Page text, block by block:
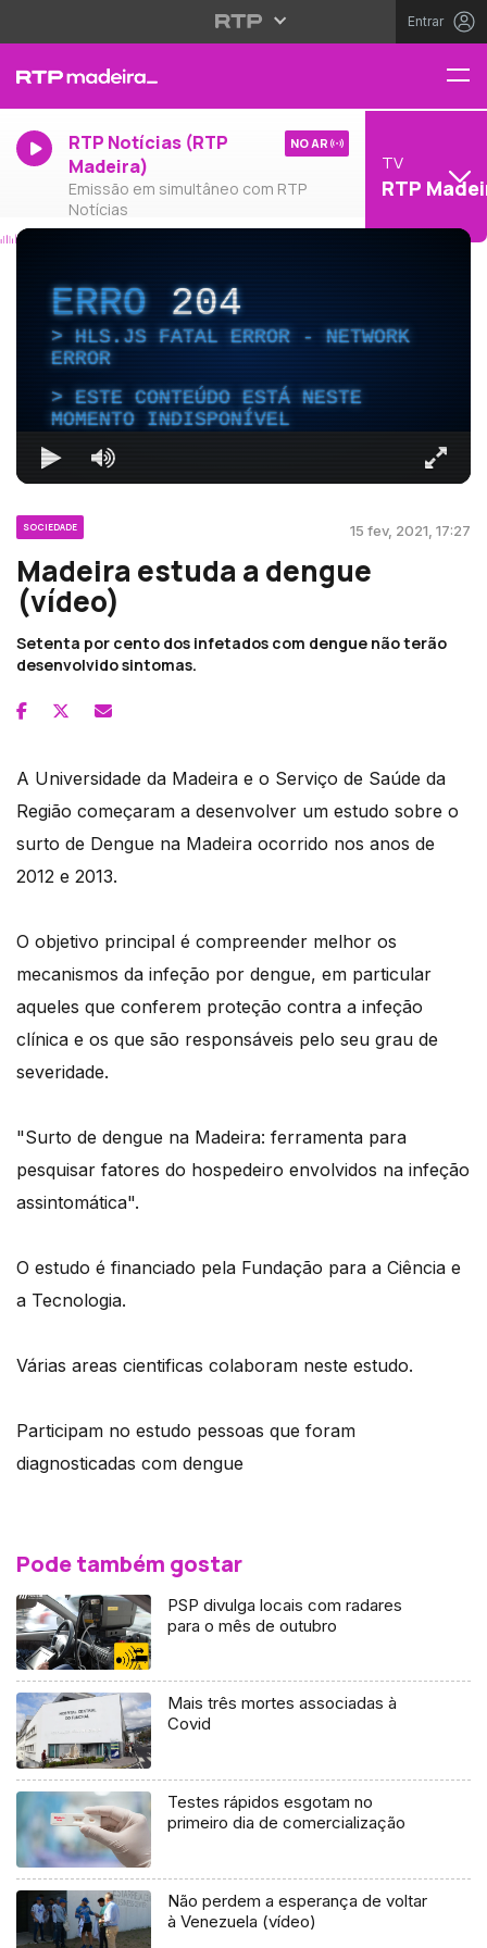
Entrar
RTP Notícias (RTP
Madeira)
Emissão em simultâneo com RTP
Notícias
NO AR
TV
RTP
ERRO204
HLS.JS FATAL ERROR - NETWORK
ERROR
ESTE CONTEÚDO ESTÁ NESTE
MOMENTO INDISPONÍVEL
SOCIEDADE 15 fev, 2021, 17:27
Madeira estuda a dengue
(vídeo)
Setenta por cento dos infetados com dengue não terão
desenvolvido sintomas.
A Universidade da Madeira e o Serviço de Saúde da
Região começaram a desenvolver um estudo sobre o
surto de Dengue na Madeira ocorrido nos anos de
2012 e 2013.
O objetivo principal é compreender melhor os
mecanismos da infeção por dengue, em particular
aqueles que conferem proteção contra a infeção
clínica e os que são responsáveis pelo seu grau de
severidade.
"Surto de dengue na Madeira: ferramenta para
pesquisar fatores do hospedeiro envolvidos na infeção
assintomática".
O estudo é financiado pela Fundação para a Ciência e
a Tecnologia.
Várias areas cientificas colaboram neste estudo.
Participam no estudo pessoas que foram
diagnosticadas com dengue
Pode também gostar
PSP divulga locais com radares
para o mês de outubro
Mais três mortes associadas à
Covid
Testes rápidos esgotam no
primeiro dia de comercialização
Não perdem a esperança de voltar
à Venezuela (vídeo)